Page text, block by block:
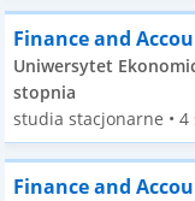
Finance and
Uniwersytet
stopnia
studia stacjonarne • 4
Finance and